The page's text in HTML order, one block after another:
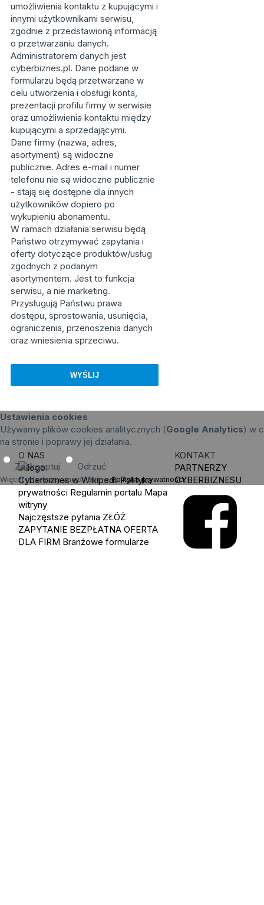
umożliwienia kontaktu z kupującymi i
innymi użytkownikami serwisu,
zgodnie z przedstawioną informacją
o przetwarzaniu danych.
Administratorem danych jest
cyberbiznes.pl. Dane podane w
formularzu będą przetwarzane w
celu utworzenia i obsługi konta,
prezentacji profilu firmy w serwisie
oraz umożliwienia kontaktu między
kupującymi a sprzedającymi.
Dane firmy (nazwa, adres,
asortyment) są widoczne
publicznie. Adres e-mail i numer
telefonu nie są widoczne publicznie
- stają się dostępne dla innych
użytkowników dopiero po
wykupieniu abonamentu.
W ramach działania serwisu będą
Państwo otrzymywać zapytania i
oferty dotyczące produktów/usług
zgodnych z podanym
asortymentem. Jest to funkcja
serwisu, a nie marketing.
Przysługują Państwu prawa
dostępu, sprostowania, usunięcia,
ograniczenia, przenoszenia danych
oraz wniesienia sprzeciwu.
Ustawienia cookies
Używamy plików cookies analitycznych (Google Analytics) w
na stronie i poprawy jej działania.
Zaakceptuj Odrzuć
Więcej informacji znajdziesz wPolityka prywatności.
O NAS
Cyberbiznes w Wikipedii Polityka
prywatności Regulamin portalu Mapa
witryny
Najczęstsze pytania ZŁÓŻ
ZAPYTANIE BEZPŁATNA OFERTA
DLA FIRM Branżowe formularze
KONTAKT
PARTNERZY
CYBERBIZNESU